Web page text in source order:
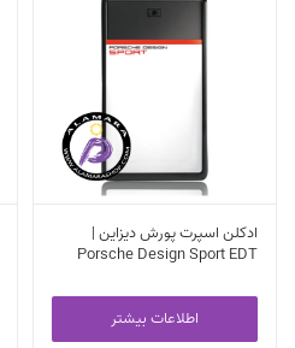
ادکلن اسپرت پورش دیزاین |
Porsche Design Sport EDT
اطلاعات بیشتر